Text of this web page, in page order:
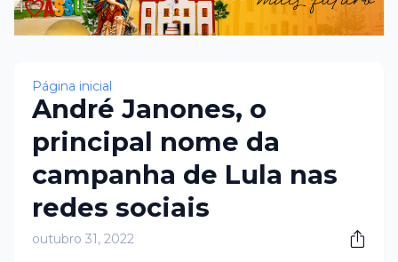
Página inicial
André Janones, o
principal nome da
campanha de Lula nas
redes sociais
outubro 31, 2022